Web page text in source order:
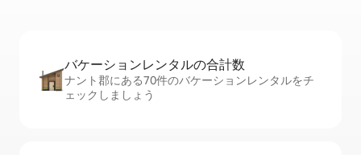
バケーションレ⁠ン⁠タ⁠ル⁠の合⁠計⁠数
ナント郡にある70件のバケーションレンタルをチ
ェックしましょう